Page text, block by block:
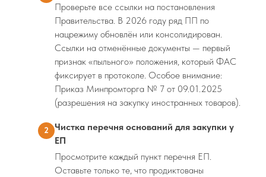
Проверьте все ссылки на постановления
Правительства. В 2026 году ряд ПП по
нацрежиму обновлён или консолидирован.
Ссылки на отменённые документы — первый
признак «пыльного» положения, который ФАС
фиксирует в протоколе. Особое внимание:
Приказ Минпромторга № 7 от 09.01.2025
(разрешения на закупку иностранных товаров).
2
Чистка перечня оснований для закупки у
ЕП
Просмотрите каждый пункт перечня ЕП.
Оставьте только те, что продиктованы